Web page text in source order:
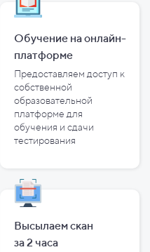
Обучение на онлайн-
платформе
Предоставляем доступ к
собственной
образовательной
платформе для
обучения и сдачи
тестирования
Высылаем скан
за2 часа